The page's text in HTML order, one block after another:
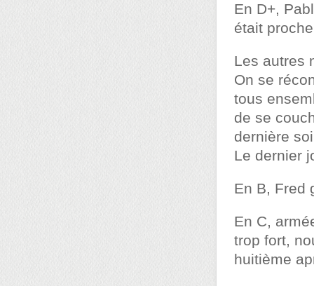
En D+,
était
Les autres
On se
tous
de se
dernière
Le dernier
En B, Fred
En C,
trop fort,
huitième